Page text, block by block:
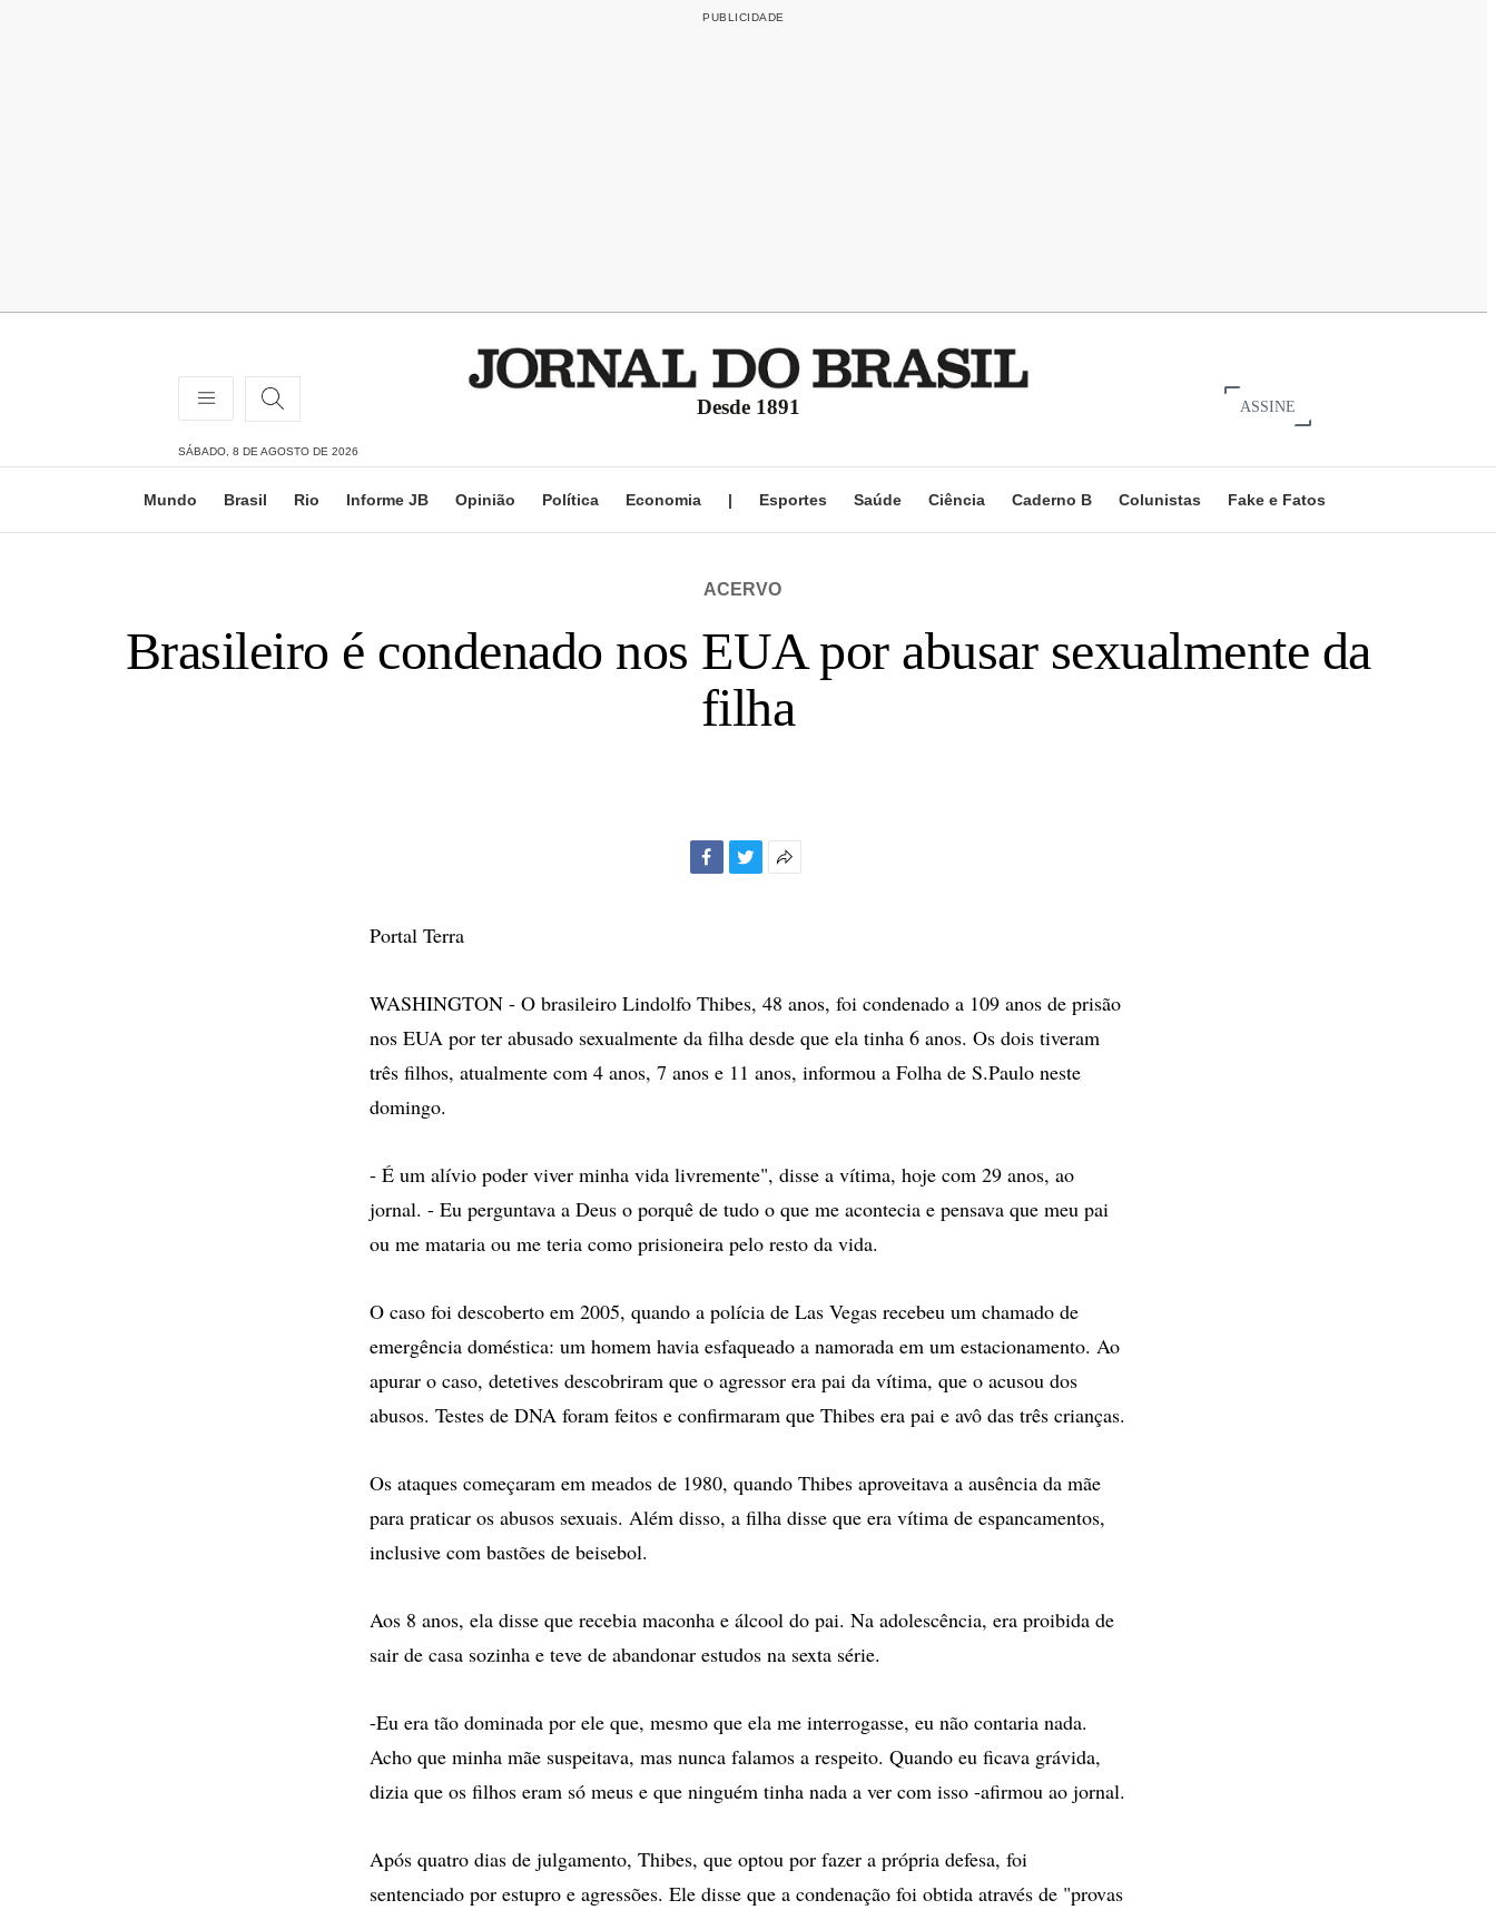
Desde 1891 ASSINE
SÁBADO, 8 DE AGOSTO DE 2026
Mundo Brasil Rio Informe JB Opinião Política Economia | Esportes Saúde Ciência Caderno B Colunistas Fake e Fatos
ACERVO
Brasileiro é condenado nos EUA por abusar sexualmente da
filha
Portal Terra
WASHINGTON - O brasileiro Lindolfo Thibes, 48 anos, foi condenado a 109 anos de prisão
nos EUA por ter abusado sexualmente da filha desde que ela tinha 6 anos. Os dois tiveram
três filhos, atualmente com 4 anos, 7 anos e 11 anos, informou a Folha de S.Paulo neste
domingo.
- É um alívio poder viver minha vida livremente", disse a vítima, hoje com 29 anos, ao
jornal. - Eu perguntava a Deus o porquê de tudo o que me acontecia e pensava que meu pai
ou me mataria ou me teria como prisioneira pelo resto da vida.
O caso foi descoberto em 2005, quando a polícia de Las Vegas recebeu um chamado de
emergência doméstica: um homem havia esfaqueado a namorada em um estacionamento. Ao
apurar o caso, detetives descobriram que o agressor era pai da vítima, que o acusou dos
abusos. Testes de DNA foram feitos e confirmaram que Thibes era pai e avô das três crianças.
Os ataques começaram em meados de 1980, quando Thibes aproveitava a ausência da mãe
para praticar os abusos sexuais. Além disso, a filha disse que era vítima de espancamentos,
inclusive com bastões de beisebol.
Aos 8 anos, ela disse que recebia maconha e álcool do pai. Na adolescência, era proibida de
sair de casa sozinha e teve de abandonar estudos na sexta série.
-Eu era tão dominada por ele que, mesmo que ela me interrogasse, eu não contaria nada.
Acho que minha mãe suspeitava, mas nunca falamos a respeito. Quando eu ficava grávida,
dizia que os filhos eram só meus e que ninguém tinha nada a ver com isso -afirmou ao jornal.
Após quatro dias de julgamento, Thibes, que optou por fazer a própria defesa, foi
sentenciado por estupro e agressões. Ele disse que a condenação foi obtida através de "provas